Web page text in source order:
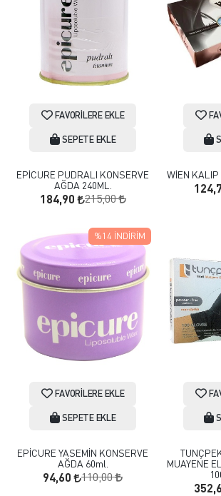
FAVORILERE EKLE
SEPETE EKLE
EPİCURE PUDRALI KONSERVE
AĞDA 240ML.
184,90 215,00
WİEN KALIP
FAVORILERE EKLE
SEPETE EKLE
EPİCURE YASEMİN KONSERVE
AĞDA 60ml.
94,60 110,00
%14 İNDIRIM
MUAYENE